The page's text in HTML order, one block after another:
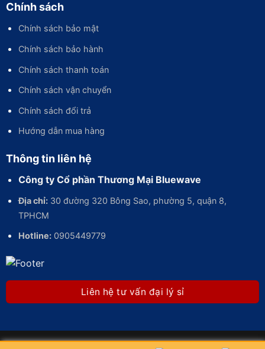
Chính sách
Chính sách bảo mật
Chính sách bảo hành
Chính sách thanh toán
Chính sách vận chuyển
Chính sách đổi trả
Hướng dẫn mua hàng
Thông tin liên hệ
Công ty Cổ phần Thương Mại Bluewave
Địa chỉ:30 đường 320 Bông Sao, phường 5, quận 8,
TPHCM
Hotline:0905449779
Liên hệ tư vấn đại lý sỉ